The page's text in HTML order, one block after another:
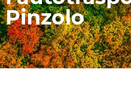
Pinzolo